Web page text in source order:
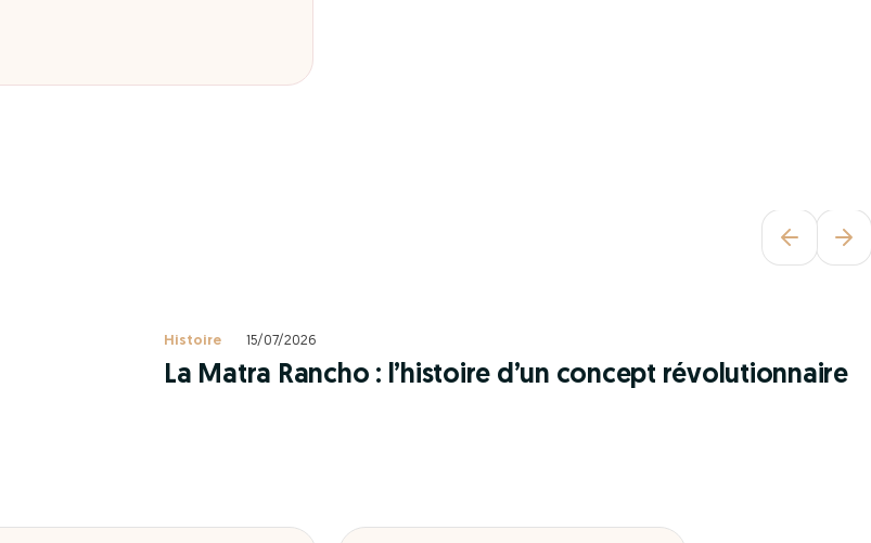
Histoire 15/07/2026
La Matra Rancho : l’histoire d’un concept révolutionnaire